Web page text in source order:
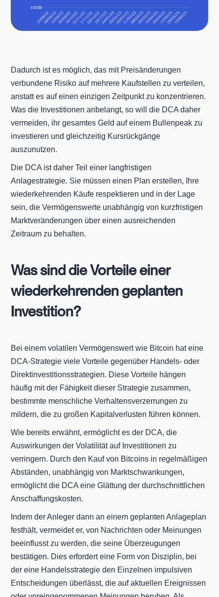
Dadurch ist es möglich, das mit Preisänderungen
verbundene Risiko auf mehrere Kaufstellen zu verteilen,
anstatt es auf einen einzigen Zeitpunkt zu konzentrieren.
Was die Investitionen anbelangt, so will die DCA daher
vermeiden, ihr gesamtes Geld auf einem Bullenpeak zu
investieren und gleichzeitig Kursrückgänge
auszunutzen.
Die DCA ist daher Teil einer langfristigen
Anlagestrategie. Sie müssen einen Plan erstellen, Ihre
wiederkehrenden Käufe respektieren und in der Lage
sein, die Vermögenswerte unabhängig von kurzfristigen
Marktveränderungen über einen ausreichenden
Zeitraum zu behalten.
Was sind die Vorteile einer
wiederkehrenden geplanten
Investition?
Bei einem volatilen Vermögenswert wie Bitcoin hat eine
DCA-Strategie viele Vorteile gegenüber Handels- oder
Direktinvestitionsstrategien. Diese Vorteile hängen
häufig mit der Fähigkeit dieser Strategie zusammen,
bestimmte menschliche Verhaltensverzerrungen zu
mildern, die zu großen Kapitalverlusten führen können.
Wie bereits erwähnt, ermöglicht es der DCA, die
Auswirkungen der Volatilität auf Investitionen zu
verringern. Durch den Kauf von Bitcoins in regelmäßigen
Abständen, unabhängig von Marktschwankungen,
ermöglicht die DCA eine Glättung der durchschnittlichen
Anschaffungskosten.
Indem der Anleger dann an einem geplanten Anlageplan
festhält, vermeidet er, von Nachrichten oder Meinungen
beeinflusst zu werden, die seine Überzeugungen
bestätigen. Dies erfordert eine Form von Disziplin, bei
der eine Handelsstrategie den Einzelnen impulsiven
Entscheidungen überlässt, die auf aktuellen Ereignissen